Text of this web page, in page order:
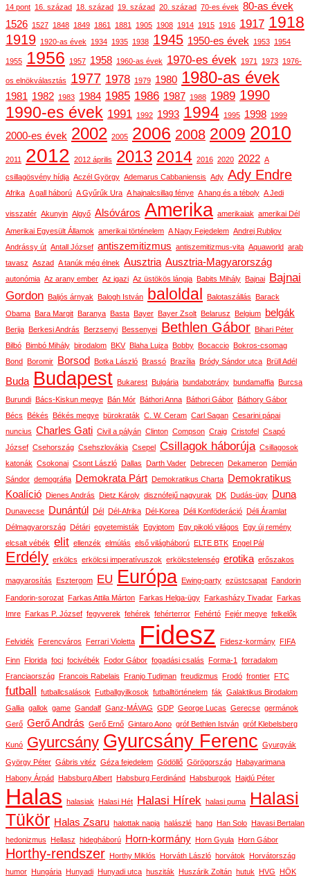
14 pont 16. század 18. század 19. század 20. század 70-es évek 80-as évek
1526 1527 1848 1849 1861 1881 1905 1908 1914 1915 1916 1917 1918
1919 1920-as évek 1934 1935 1938 1945 1950-es évek 1953 1954
1955 1956 1957 1958 1960-as évek 1970-es évek 1971 1973 1976-
os elnökválasztás 1977 1978 1979 1980 1980-as évek
1981 1982 1983 1984 1985 1986 1987 1988 1989 1990
1990-es évek 1991 1992 1993 1994 1995 1998 1999
2000-es évek 2002 2005 2006 2008 2009 2010
2011 2012 2012 április 2013 2014 2016 2020 2022 A
csillagösvény hídja Aczél György Ademarus Cabbaniensis Ady Ady Endre
Afrika A gall háború A Gyűrűk Ura A hajnalcsillag fénye A hang és a téboly A Jedi
visszatér Akunyin Algyő Alsóváros Amerika amerikaiak amerikai Dél
Amerikai Egyesült Államok amerikai történelem A Nagy Fejedelem Andrej Rubljov
Andrássy út Antall József antiszemitizmus antiszemitizmus-vita Aquaworld arab
tavasz Aszad A tanúk még élnek Ausztria Ausztria-Magyarország
autonómia Az arany ember Az igazi Az üstökös lángja Babits Mihály Bajnai Bajnai
Gordon
Baljós árnyak Balogh István baloldal Balotaszállás
Barack
Obama
Bara Margit Baranya Basta Bayer Bayer Zsolt Belarusz Belgium belgák
Berija Berkesi András Berzsenyi Bessenyei Bethlen Gábor
Bihari Péter
Bilbó
Bimbó Mihály birodalom BKV Blaha Lujza Bobby Bocaccio
Bokros-csomag
Bond
Boromir Borsod Botka László Brassó Brazília Bródy Sándor utca Brüll Adél
Buda Budapest Bukarest Bulgária bundabotrány bundamaffia Burcsa
Burundi Bács-Kiskun megye Bán Mór Báthori Anna Báthori Gábor
Báthory Gábor
Bécs
Békés Békés megye bürokraták C. W. Ceram Carl Sagan Cesarini pápai
nuncius Charles Gati Civil a pályán Clinton Compson Craig Cristofel
Csapó
József Csehország Csehszlovákia Csepel Csillagok háborúja Csillagosok
katonák Csokonai Csont László Dallas Darth Vader Debrecen Dekameron
Demján
Sándor demográfia Demokrata Párt Demokratikus Charta
Demokratikus
Koalíció
Dienes András Dietz Károly disznófejű nagyurak DK Dudás-ügy Duna
Dunavecse Dunántúl Dél Dél-Afrika Dél-Korea Déli Konföderáció
Déli Áramlat
Délmagyarország
Détári egyetemisták Egyiptom Egy pikoló világos
Egy új remény
elcsalt vébék elit ellenzék elmúlás első világháború ELTE BTK Engel Pál
Erdély erkölcs erkölcsi imperatívuszok erkölcstelenség erotika erőszakos
magyarosítás Esztergom EU Európa Ewing-party ezüstcsapat Fandorin
Fandorin-sorozat Farkas Attila Márton Farkas Helga-ügy Farkasházy Tivadar
Farkas
Imre
Farkas P. József fegyverek fehérek fehérterror Fehértó Fejér megye felkelők
Felvidék Ferencváros Ferrari Violetta Fidesz Fidesz-kormány FIFA
Finn Florida foci focivébék Fodor Gábor fogadási csalás Forma-1
forradalom
Franciaország
Francois Rabelais Franjo Tudjman freudizmus Frodó frontier FTC
futball futballcsalások Futballgyilkosok futballtörténelem fák Galaktikus Birodalom
Gallia gallok game Gandalf Ganz-MÁVAG GDP George Lucas Gerecse germánok
Gerő Gerő András Gerő Ernő Gintaro Aono gróf Bethlen István gróf Klebelsberg
Kunó Gyurcsány Gyurcsány Ferenc Gyurgyák
György Péter Gábris vitéz Géza fejedelem Gödöllő Görögország
Habayarimana
Habony Árpád
Habsburg Albert Habsburg Ferdinánd Habsburgok Hajdú Péter
Halas halasiak Halasi Hét Halasi Hírek halasi puma
Halasi
Tükör Halas Zsaru halottak napja halászlé hang Han Solo
Havasi Bertalan
hedonizmus
Hellasz hidegháború Horn-kormány Horn Gyula Horn Gábor
Horthy-rendszer Horthy Miklós Horváth László horvátok
Horvátország
humor
Hungária Hunyadi Hunyadi utca husziták Huszárik Zoltán hutuk HVG
HÖK